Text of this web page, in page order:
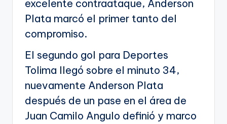
excelente contraataque, Anderson
Plata marcó el primer tanto del
compromiso.
El segundo gol para Deportes
Tolima llegó sobre el minuto 34,
nuevamente Anderson Plata
después de un pase en el área de
Juan Camilo Angulo definió y marco